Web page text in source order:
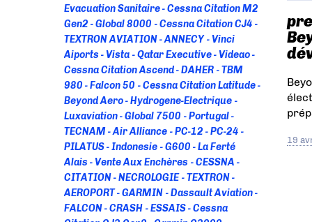
Evacuation Sanitaire
Cessna Citation M2
Gen2
Global 8000
Cessna Citation CJ4
TEXTRON AVIATION
ANNECY
Vinci
Aiports
Vista Qatar Executive
Videao
Cessna Citation Ascend
DAHER
TBM
980
Falcon 50
Cessna Citation Latitude
Beyond Aero
Hydrogene-Electrique
Luxaviation
Global 7500
Portugal
TECNAM
Air Alliance PC-12
PC-24
PILATUS
Indonesie G600
La Ferté
Alais
Vente Aux Enchères
CESSNA
CITATION
NECROLOGIE
TEXTRON
AEROPORT
GARMIN
Dassault Aviation
FALCON
CRASH ESSAIS
Cessna
19